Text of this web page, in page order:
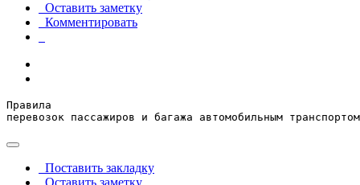
Оставить заметку
Комментировать
Правила
перевозок пассажиров и багажа автомобильным транспортом
Поставить закладку
Оставить заметку